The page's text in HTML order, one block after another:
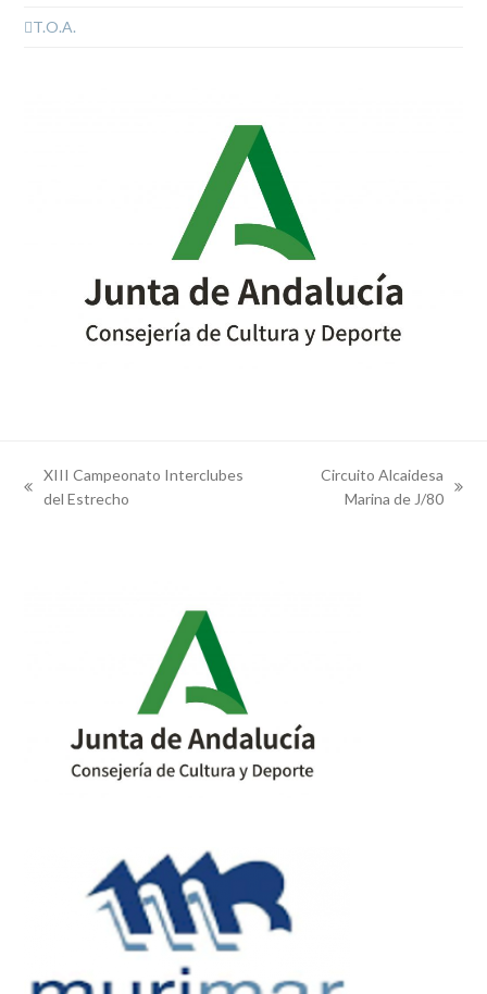
T.O.A.
previous
XIII Campeonato Interclubes
del Estrecho
Circuito Alcaidesa
Marina de J/80